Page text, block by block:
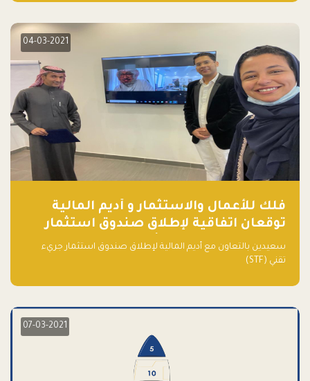
04-03-2021
فلك للأعمال والاستثمار و أديم المالية
توقعان اتفاقية لإطلاق صندوق استثمار
جريء تقني (STF) - مشغل من قبل فـلك
سعيدين بالتعاون مع أديم المالية لإطلاق صندوق استثمار جريء
تقني (STF)
07-03-2021